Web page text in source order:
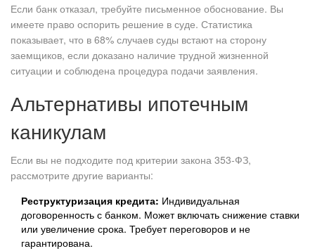
Если банк отказал, требуйте письменное обоснование. Вы
имеете право оспорить решение в суде. Статистика
показывает, что в 68% случаев суды встают на сторону
заемщиков, если доказано наличие трудной жизненной
ситуации и соблюдена процедура подачи заявления.
Альтернативы ипотечным
каникулам
Если вы не подходите под критерии закона 353-ФЗ,
рассмотрите другие варианты:
Реструктуризация кредита: Индивидуальная
договоренность с банком. Может включать снижение ставки
или увеличение срока. Требует переговоров и не
гарантирована.